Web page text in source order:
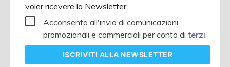
voler ricevere la Newsletter.
Acconsento all'invio di comunicazioni
promozionali e commerciali per conto diterzi.
ISCRIVITI ALLA NEWSLETTER